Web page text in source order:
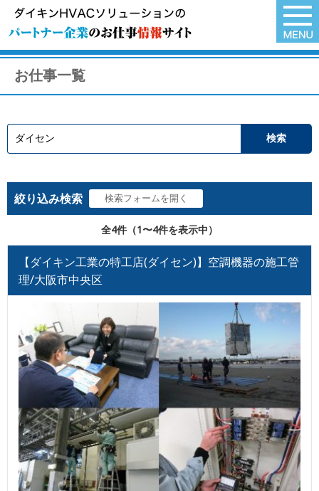
お仕事一覧
絞り込み検索
全4件（1〜4件を表示中）
【ダイキン工業の特工店(ダイセン)】空調機器の施工管
理/大阪市中央区